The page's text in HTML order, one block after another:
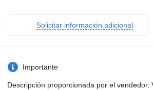
Solicitar información adicional
Importante
Descripción proporcionada por el vendedor.